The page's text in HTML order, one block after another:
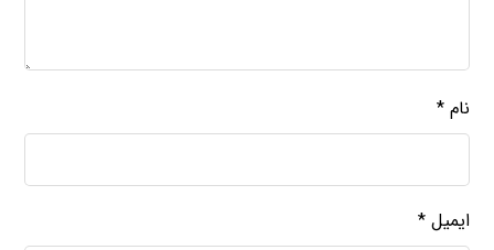
نام*
ایمیل*